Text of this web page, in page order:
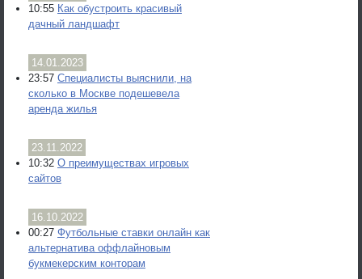
10:55 Как обустроить красивый
дачный ландшафт
14.01.2023
23:57 Специалисты выяснили, на
сколько в Москве подешевела
аренда жилья
23.11.2022
10:32 О преимуществах игровых
сайтов
16.10.2022
00:27 Футбольные ставки онлайн как
альтернатива оффлайновым
букмекерским конторам